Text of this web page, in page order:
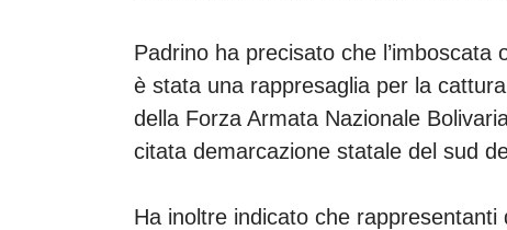
Padrino ha precisato che
è stata una rappresaglia per la
della Forza Armata Nazionale
citata demarcazione statale del sud
Ha inoltre indicato che